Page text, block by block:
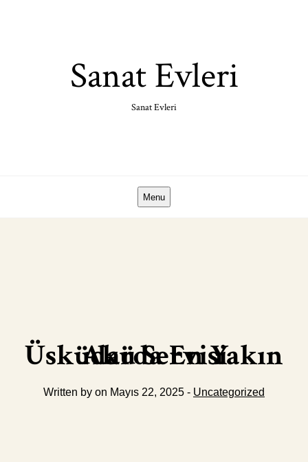
Sanat Evleri
Sanat Evleri
Menu
Üsküdarda En Yakın Akü Servisi
Written by on Mayıs 22, 2025 - Uncategorized